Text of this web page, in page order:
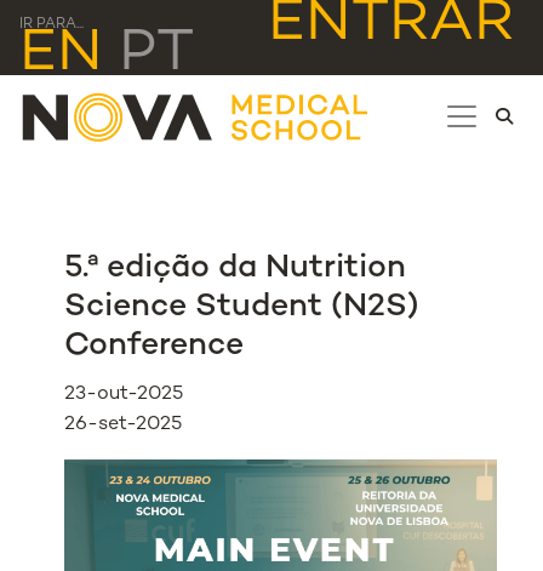
IR PARA... ENTRAR
EN PT
5.ª edição da Nutrition
Science Student (N2S)
Conference
23-out-2025
26-set-2025